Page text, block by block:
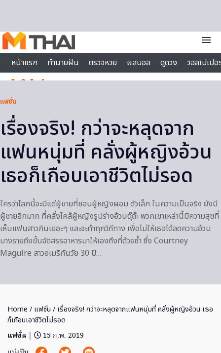
menu
หน้าแรก
ทำนายฝัน ตรวจหวย ผลบอล ดูดวง
วอลเปเป
ไลฟ์สไตล์
แฟชั่น
เรื่องจริง! กว่าจะหลุดจาก
แฟนหนุ่มที่ คลั่งผู้หญิงอ้วน
เธอก็เกือบเอาชีวิตไม่รอด
ใครว่าโลกนี้จะมีแต่ผู้ชายที่ชอบผู้หญิงผอม ตัวเล็ก ในความเป็นจริง ยังมี
ผู้ชายอีกมาก ที่คลั่งไคล้ผู้หญิงรูปร่างอ้วนตุ๊ต๊ะ พวกเขาเหล่านี้มีความสุขที่
เห็นแฟนสาวกินเยอะๆ และจะทำทุกวิถีทาง เพื่อไม่ให้เธอได้ลดความอ้วน
บางรายถึงขั้นจัดสรรอาหารมาให้เองถึงที่ด้วยซ้ำ ซึ่ง Courtney
Maguire สาวอเมริกันวัย 30 ปี…
Home / แฟชั่น / เรื่องจริง! กว่าจะหลุดจากแฟนหนุ่มที่ คลั่งผู้หญิงอ้วน เธอ
ก็เกือบเอาชีวิตไม่รอด
แฟชั่น |
15 ก.พ. 2019